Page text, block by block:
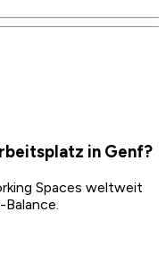
in Genf?
Spaces weltweit